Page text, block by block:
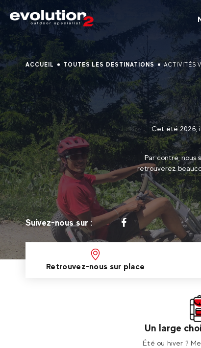
ACCUEIL TOUTES LES DESTINATIONS ACTIVITÉS
Cet été 2026,
Par contre, nous
retrouverez
Suivez-nous sur :
Retrouvez-nous sur place
Un large
Été ou hiver ?